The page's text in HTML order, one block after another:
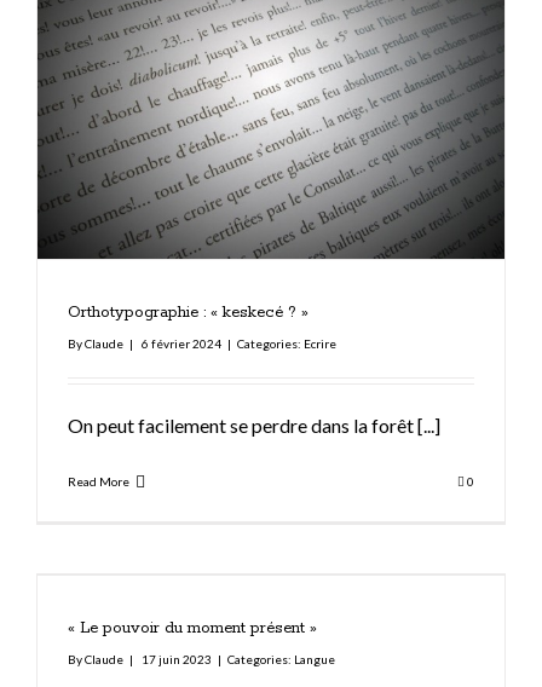
Orthotypographie : « keskecé ? »
ByClaude | 6 février 2024 | Categories: Ecrire
On peut facilement se perdre dans la forêt[...]
Read More 0
« Le pouvoir du moment présent »
ByClaude | 17 juin 2023 | Categories: Langue